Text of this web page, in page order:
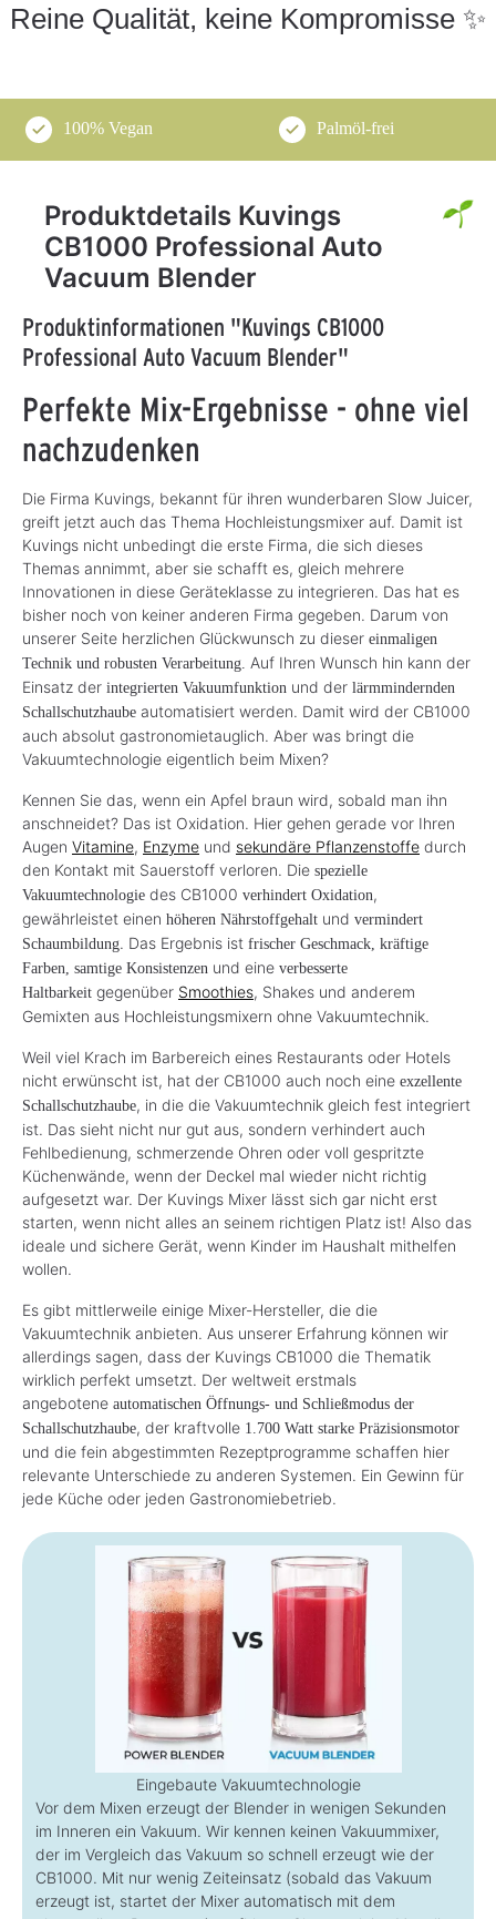
Reine Qualität, keine Kompromisse ✨
100% Vegan Palmöl-frei
Produktdetails Kuvings
CB1000 Professional Auto
Vacuum Blender
Produktinformationen "Kuvings CB1000
Professional Auto Vacuum Blender"
Perfekte Mix-Ergebnisse - ohne viel
nachzudenken
Die Firma Kuvings, bekannt für ihren wunderbaren Slow Juicer,
greift jetzt auch das Thema Hochleistungsmixer auf. Damit ist
Kuvings nicht unbedingt die erste Firma, die sich dieses
Themas annimmt, aber sie schafft es, gleich mehrere
Innovationen in diese Geräteklasse zu integrieren. Das hat es
bisher noch von keiner anderen Firma gegeben. Darum von
unserer Seite herzlichen Glückwunsch zu dieser einmaligen
Technik und robusten Verarbeitung. Auf Ihren Wunsch hin kann der
Einsatz der integrierten Vakuumfunktion und der lärmmindernden
Schallschutzhaube automatisiert werden. Damit wird der CB1000
auch absolut gastronomietauglich. Aber was bringt die
Vakuumtechnologie eigentlich beim Mixen?
Kennen Sie das, wenn ein Apfel braun wird, sobald man ihn
anschneidet? Das ist Oxidation. Hier gehen gerade vor Ihren
Augen Vitamine, Enzyme und sekundäre Pflanzenstoffe durch
den Kontakt mit Sauerstoff verloren. Die spezielle
Vakuumtechnologie des CB1000 verhindert Oxidation,
gewährleistet einen höheren Nährstoffgehalt und vermindert
Schaumbildung. Das Ergebnis ist frischer Geschmack, kräftige
Farben, samtige Konsistenzen und eine verbesserte
Haltbarkeit gegenüber Smoothies, Shakes und anderem
Gemixten aus Hochleistungsmixern ohne Vakuumtechnik.
Weil viel Krach im Barbereich eines Restaurants oder Hotels
nicht erwünscht ist, hat der CB1000 auch noch eine exzellente
Schallschutzhaube, in die die Vakuumtechnik gleich fest integriert
ist. Das sieht nicht nur gut aus, sondern verhindert auch
Fehlbedienung, schmerzende Ohren oder voll gespritzte
Küchenwände, wenn der Deckel mal wieder nicht richtig
aufgesetzt war. Der Kuvings Mixer lässt sich gar nicht erst
starten, wenn nicht alles an seinem richtigen Platz ist! Also das
ideale und sichere Gerät, wenn Kinder im Haushalt mithelfen
wollen.
Es gibt mittlerweile einige Mixer-Hersteller, die die
Vakuumtechnik anbieten. Aus unserer Erfahrung können wir
allerdings sagen, dass der Kuvings CB1000 die Thematik
wirklich perfekt umsetzt. Der weltweit erstmals
angebotene automatischen Öffnungs- und Schließmodus der
Schallschutzhaube, der kraftvolle 1.700 Watt starke Präzisionsmotor
und die fein abgestimmten Rezeptprogramme schaffen hier
relevante Unterschiede zu anderen Systemen. Ein Gewinn für
jede Küche oder jeden Gastronomiebetrieb.
Eingebaute Vakuumtechnologie
Vor dem Mixen erzeugt der Blender in wenigen Sekunden
im Inneren ein Vakuum. Wir kennen keinen Vakuummixer,
der im Vergleich das Vakuum so schnell erzeugt wie der
CB1000. Mit nur wenig Zeiteinsatz (sobald das Vakuum
erzeugt ist, startet der Mixer automatisch mit dem